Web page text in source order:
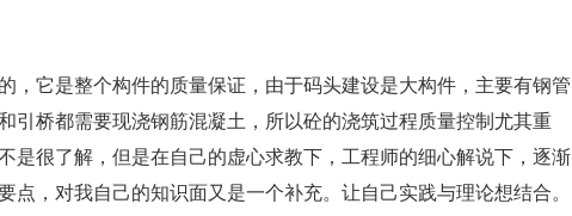
，它是整个构件的质量保证，由于码头建设是大构件，主要有钢管
引桥都需要现浇钢筋混凝土，所以砼的浇筑过程质量控制尤其重
是很了解，但是在自己的虚心求教下，工程师的细心解说下，逐渐
点，对我自己的知识面又是一个补充。让自己实践与理论想结合。